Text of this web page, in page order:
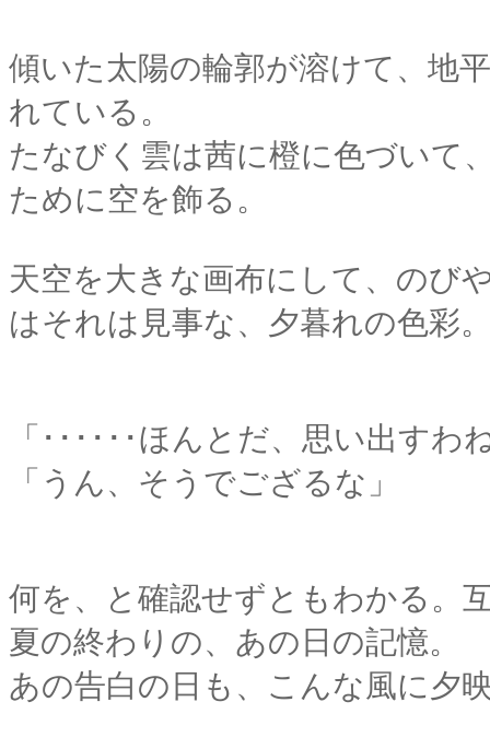
傾いた太陽の輪郭が溶けて、地
れている。
たなびく雲は茜に橙に色づいて
ために空を飾る。
天空を大きな画布にして、の
はそれは見事な、夕暮れの色彩
「･･････ほんとだ、思い出すわ
「うん、そうでござるな」
何を、と確認せずともわかる。
夏の終わりの、あの日の記憶。
あの告白の日も、こんな風に夕